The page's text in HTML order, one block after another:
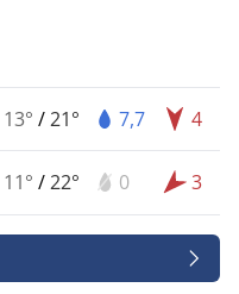
13° /21° 7,7 4
11° /22° 0 3